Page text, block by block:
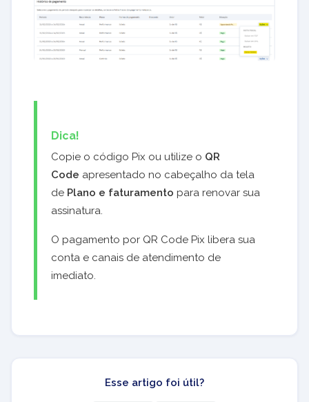
Dica!
Copie o código Pix ou utilize o QR
Code apresentado no cabeçalho da tela
de Plano e faturamento para renovar sua
assinatura.
O pagamento por QR Code Pix libera sua
conta e canais de atendimento de
imediato.
Esse artigo foi útil?